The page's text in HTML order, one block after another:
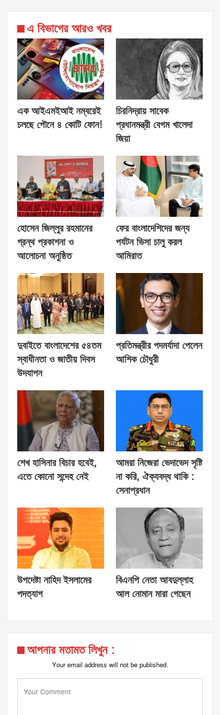
এ বিভাগের আরও খবর
এক আইএমইআই নম্বরেই
চলছে পৌনে ৪ কোটি ফোন!
চিরনিদ্রায় সাবেক
প্রধানমন্ত্রী বেগম খালেদা
জিয়া
হোসেন জিল্লুর রহমানের
গ্রন্থ প্রকাশনা ও
আলোচনা অনুষ্ঠিত
ফের বাংলাদেশিদের জন্য
পর্যটন ভিসা চালু করল
আমিরাত
দুবাইতে বাংলাদেশের ৫৪তম
স্বাধীনতা ও জাতীয় দিবস
উদযাপন
প্রতিমন্ত্রীর পদমর্যাদা পেলেন
আশিক চৌধুরী
শেখ হাসিনার বিচার হবেই,
এতে কোনো সন্দেহ নেই
আমরা নিজেরা ভেদাভেদ সৃষ্টি
না করি, ঐক্যবদ্ধ থাকি :
সেনাপ্রধান
উপদেষ্টা নাহিদ ইসলামের
পদত্যাগ
বিএনপি নেতা আবদুল্লাহ
আল নোমান মারা গেছেন
আপনার মতামত লিখুন :
Your email address will not be published.